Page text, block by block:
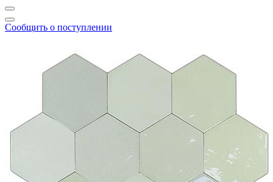
Сообщить о поступлении